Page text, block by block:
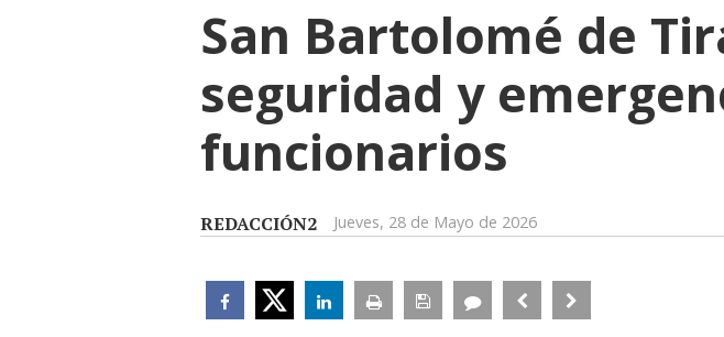
San Bartolomé de
seguridad y
funcionarios
REDACCIÓN2 Jueves, 28 de Mayo de 2026